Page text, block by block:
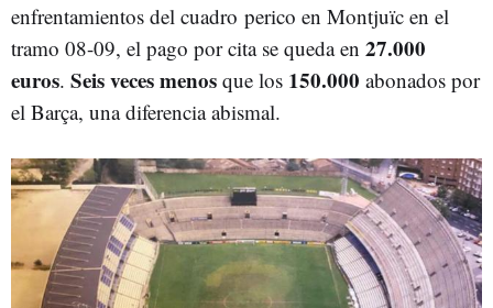
enfrentamientos del cuadro perico en Montjuïc en el
tramo 08-09, el pago por cita se queda en 27.000
euros. Seis veces menos que los 150.000 abonados por
el Barça, una diferencia abismal.